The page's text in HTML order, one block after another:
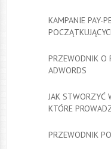
KAMPANIE PAY-
PRZEWODNIK O
ADWORDS
JAK STWORZYĆ
KTÓRE
PRZEWODNIK